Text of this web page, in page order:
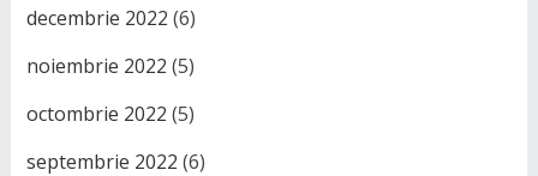
decembrie 2022 (6)
noiembrie 2022 (5)
octombrie 2022 (5)
septembrie 2022 (6)